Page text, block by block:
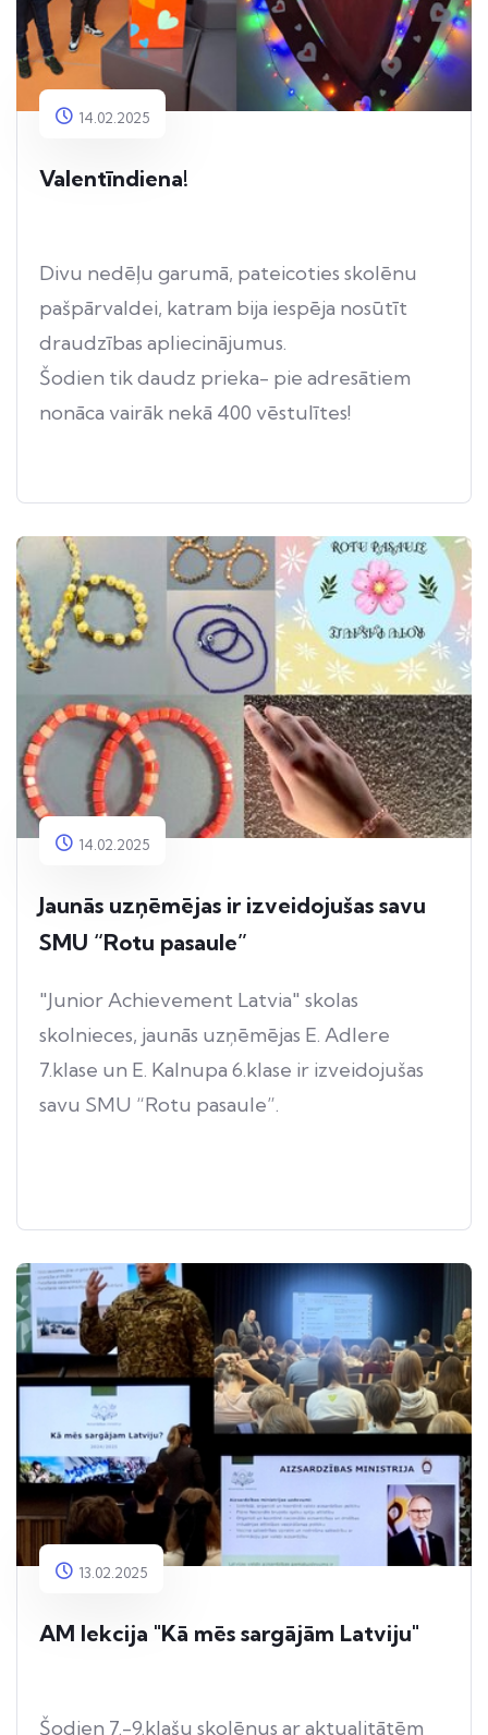
14.02.2025
Valentīndiena!
Divu nedēļu garumā, pateicoties skolēnu
pašpārvaldei, katram bija iespēja nosūtīt
draudzības apliecinājumus.
Šodien tik daudz prieka- pie adresātiem
nonāca vairāk nekā 400 vēstulītes!
14.02.2025
Jaunās uzņēmējas ir izveidojušas savu
SMU “Rotu pasaule”
"Junior Achievement Latvia" skolas
skolnieces, jaunās uzņēmējas E. Adlere
7.klase un E. Kalnupa 6.klase ir izveidojušas
savu SMU “Rotu pasaule”.
13.02.2025
AM lekcija "Kā mēs sargājām Latviju"
Šodien 7.-9.klašu skolēnus ar aktualitātēm